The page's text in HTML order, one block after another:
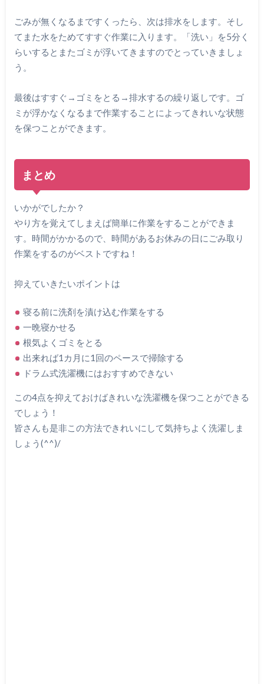
ごみが無くなるまですくったら、次は排水をします。そし
てまた水をためてすすぐ作業に入ります。「洗い」を5分く
らいするとまたゴミが浮いてきますのでとっていきましょ
う。
最後はすすぐ→ゴミをとる→排水するの繰り返しです。ゴ
ミが浮かなくなるまで作業することによってきれいな状態
を保つことができます。
まとめ
いかがでしたか？
やり方を覚えてしまえば簡単に作業をすることができま
す。時間がかかるので、時間があるお休みの日にごみ取り
作業をするのがベストですね！
抑えていきたいポイントは
寝る前に洗剤を漬け込む作業をする
一晩寝かせる
根気よくゴミをとる
出来れば1カ月に1回のペースで掃除する
ドラム式洗濯機にはおすすめできない
この4点を抑えておけばきれいな洗濯機を保つことができる
でしょう！
皆さんも是非この方法できれいにして気持ちよく洗濯しま
しょう(^^)/